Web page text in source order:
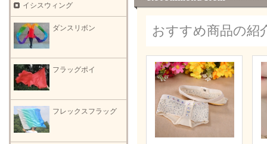
おすすめ商品の紹
イシスウィング
ダンスリボン
フラッグポイ
フレックスフラッグ